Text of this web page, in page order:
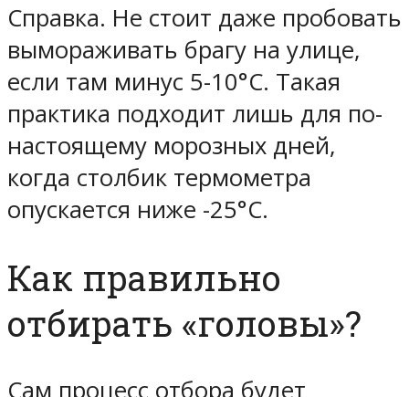
Справка. Не стоит даже пробовать
вымораживать брагу на улице,
если там минус 5-10°С. Такая
практика подходит лишь для по-
настоящему морозных дней,
когда столбик термометра
опускается ниже -25°С.
Как правильно
отбирать «головы»?
Сам процесс отбора будет